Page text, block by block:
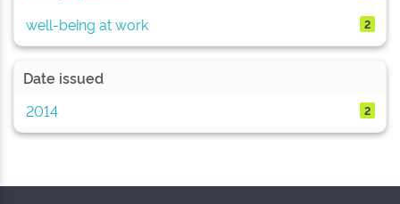
well-being at work 2
Date issued
2014
2